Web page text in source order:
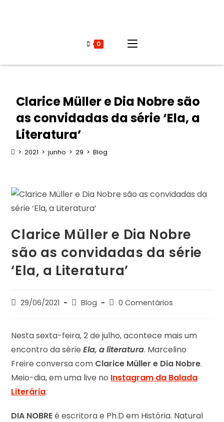
0
Clarice Müller e Dia Nobre são
as convidadas da série ‘Ela, a
Literatura’
> 2021 > junho > 29 > Blog
Clarice Müller e Dia Nobre
são as convidadas da série
‘Ela, a Literatura’
29/06/2021 Blog 0 Comentários
Nesta sexta-feira, 2 de julho, acontece mais um
encontro da sérieEla, a literatura. Marcelino
Freire conversa com Clarice Müller e Dia Nobre.
Meio-dia, em uma live no Instagram da Balada
Literária.
DIA NOBREé escritora e Ph.D em História. Natural